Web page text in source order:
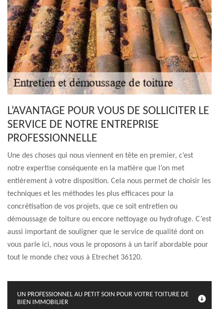
L’AVANTAGE POUR VOUS DE SOLLICITER LE
SERVICE DE NOTRE ENTREPRISE
PROFESSIONNELLE
Une des choses qui nous viennent en tête en premier, c’est
notre expertise conséquente en la matière que l’on met
entièrement à votre disposition. Cela nous permet de choisir les
techniques et les méthodes les plus efficaces pour la
concrétisation de vos projets, que ce soit entretien ou
démoussage de toiture ou encore nettoyage ou hydrofuge. C’est
aussi important de souligner que le service de qualité dont on
vous parle ici, nous vous le proposons à un tarif abordable pour
tout le monde chez vous à Etrechet 36120.
UN PROFESSIONNEL AU PETIT SOIN POUR VOTRE TOITURE DE
BIEN IMMOBILIER